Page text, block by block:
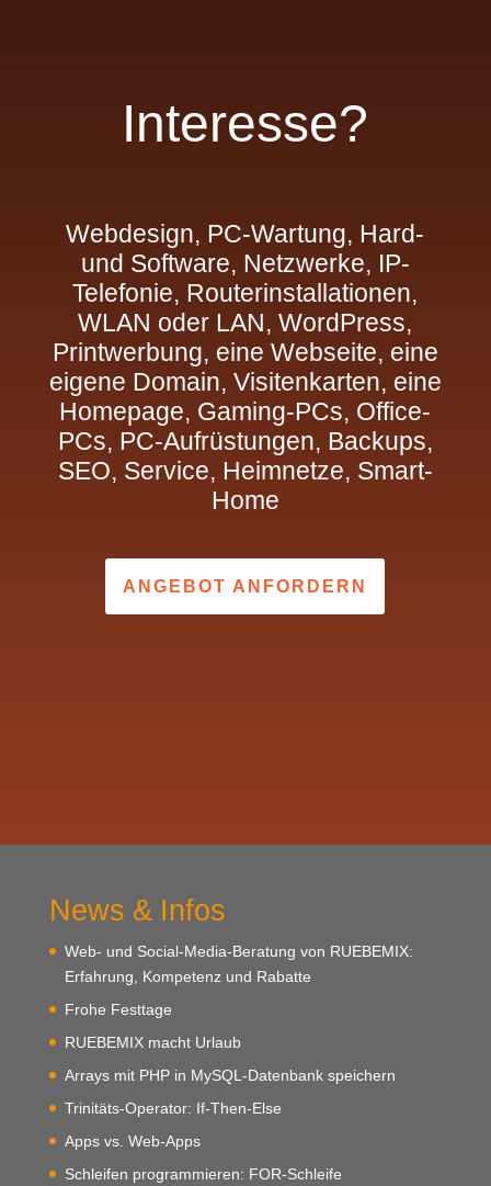
Interesse?
Webdesign, PC-Wartung, Hard-
und Software, Netzwerke, IP-
Telefonie, Routerinstallationen,
WLAN oder LAN, WordPress,
Printwerbung, eine Webseite, eine
eigene Domain, Visitenkarten, eine
Homepage, Gaming-PCs, Office-
PCs, PC-Aufrüstungen, Backups,
SEO, Service, Heimnetze, Smart-
Home
ANGEBOT ANFORDERN
News & Infos
Web- und Social-Media-Beratung von RUEBEMIX:
Erfahrung, Kompetenz und Rabatte
Frohe Festtage
RUEBEMIX macht Urlaub
Arrays mit PHP in MySQL-Datenbank speichern
Trinitäts-Operator: If-Then-Else
Apps vs. Web-Apps
Schleifen programmieren: FOR-Schleife